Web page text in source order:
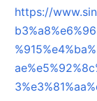
https://